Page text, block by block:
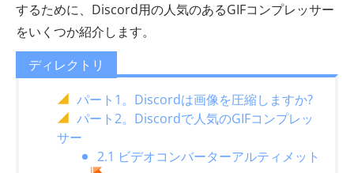
するために、Discord用の人気のあるGIFコンプレッサー
をいくつか紹介します。
ディレクトリ
パート1。Discordは画像を圧縮しますか?
パート2。Discordで人気のGIFコンプレッ
サー
2.1 ビデオコンバーターアルティメット